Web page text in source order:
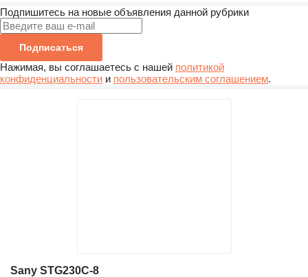
Подпишитесь на новые объявления данной рубрики
Подписаться
Нажимая, вы соглашаетесь с нашей политикой
конфиденциальности и пользовательским соглашением.
Sany STG230C-8